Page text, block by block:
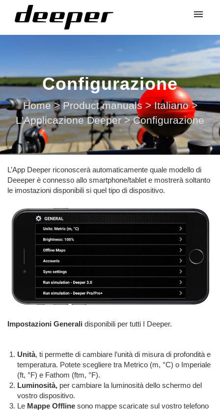
Configurazione
Home > Product manuals > Italiano >
L'Applicazione Deeper > Configurazione
L’App Deeper riconoscerà automaticamente quale modello di
Deeeper è connesso allo smartphone/tablet e mostrerà soltanto
le imostazioni disponibili si quel tipo di dispositivo.
Impostazioni Generali disponibili per tutti I Deeper.
Unità, ti permette di cambiare l’unità di misura di profondità e
temperatura. Potete scegliere tra Metrico (m, °C) o Imperiale
(ft, °F) e Fathom (ftm, °F).
Luminosità, per cambiare la luminosità dello schermo del
vostro dispositivo.
Le Mappe Offline sono mappe scaricate sul vostro telefono